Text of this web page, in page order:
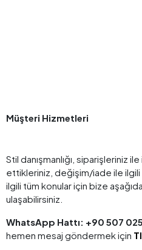
Müşteri Hizmetleri
Stil danışmanlığı, siparişleriniz
ettikleriniz, değişim/iade ile ilgili
ilgili tüm konular için bize
ulaşabilirsiniz.
WhatsApp Hattı: +90 507
hemen mesaj göndermek için